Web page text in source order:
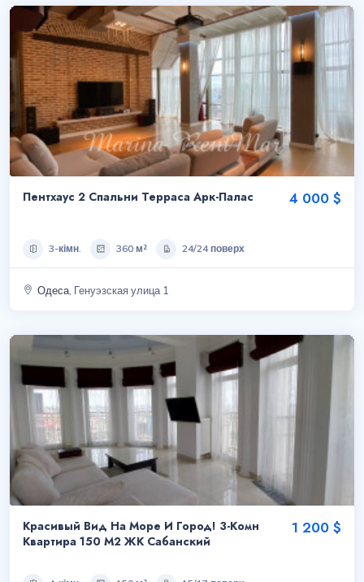
Пентхаус 2 Спальни Терраса Арк-Палас 4 000 $
3-кімн. 360 м² 24/24 поверх
Одеса , Генуэзская улица 1
Красивый Вид На Море И Город! 3-Комн
Квартира 150 М2 ЖК Сабанский
1 200 $